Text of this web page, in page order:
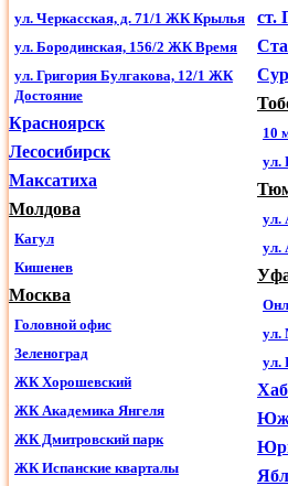
комплексом мероприятий,
педагогические и социальные
работа врачей и педагогов в
учреждениях позволяет рано
состоянии здоровья детей,
заболевания, сказывающиеся на
способствующие возникновению
МЫ ВСЕ ХОТИМ, ЧТОБЫ
ВОСПИТАННИКИ), СТАВ
ЖИЗНИ УСПЕХОВ, СДЕЛАЛИ
КАРЬЕРУ, ПРЕУСПЕВАЛИ В
СЛОВОМ, СОСТОЯЛИСЬ КАК
ЧУВСТВОВАЛИ СЕБЯ
УВЕРЕННЫМИ ВСЕГДА И ВО
А для этого надо научить наших
они должны правильно, грамотно.
грамотная речь — это, во-первых,
школе, во-вторых, более широкие
жизненного пути, в-третьих, трудно
преуспевающего в современном
человека, не умеющего убедительно,
последовательно изложить
ул. Черкасская, д. 71/1 ЖК Крылья
ул. Бородинская, 156/2 ЖК Время
ул. Григория Булгакова, 12/1 ЖК
Достояние
Красноярск
Лесосибирск
Максатиха
Молдова
Кагул
Кишенев
Москва
Головной офис
Зеленоград
ЖК Хорошевский
ЖК Академика Янгеля
ЖК Дмитровский парк
ЖК Испанские кварталы
ст.
10
ул.
ул.
ул.
ул.
ул.